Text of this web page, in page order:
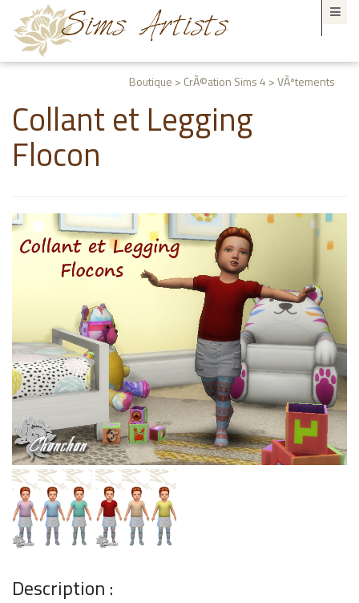
Boutique > CrÃ©ation Sims 4 > VÃªtements
Collant et Legging
Flocon
Description :